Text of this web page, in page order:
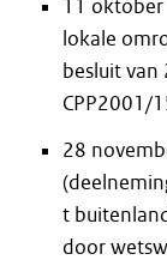
11
lokale
besluit van
CPP2001/
28
t
door